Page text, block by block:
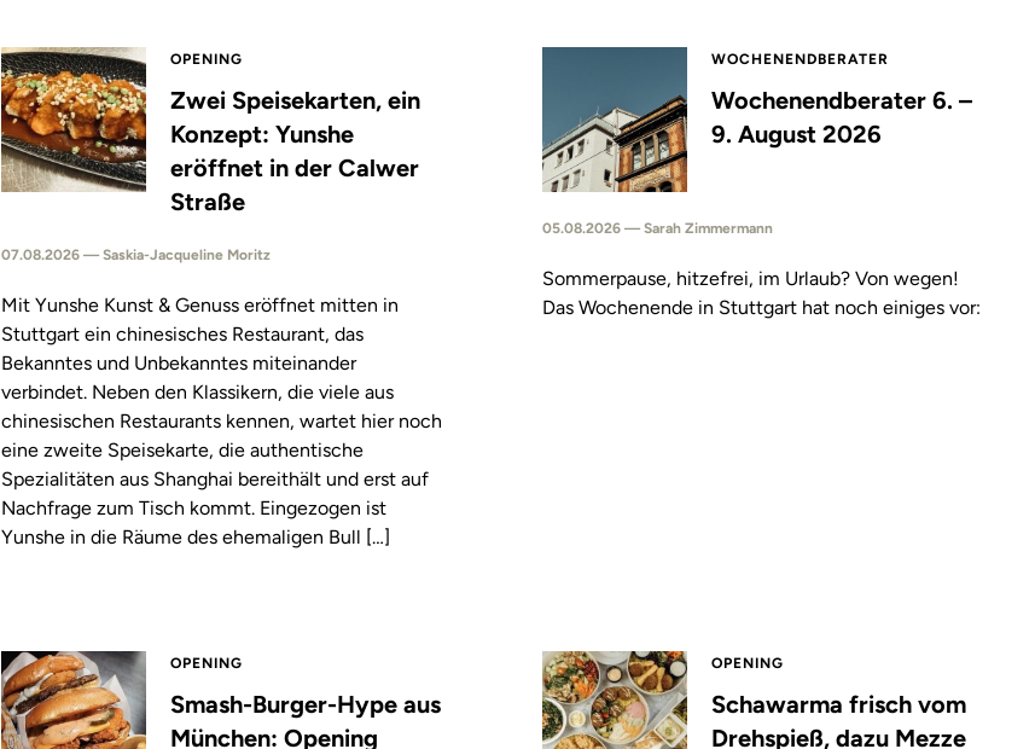
OPENING
Zwei Speisekarten, ein
Konzept: Yunshe
eröffnet in der Calwer
Straße
07.08.2026 — Saskia-Jacqueline Moritz
Mit Yunshe Kunst & Genuss eröffnet mitten in
Stuttgart ein chinesisches Restaurant, das
Bekanntes und Unbekanntes miteinander
verbindet. Neben den Klassikern, die viele aus
chinesischen Restaurants kennen, wartet hier noch
eine zweite Speisekarte, die authentische
Spezialitäten aus Shanghai bereithält und erst auf
Nachfrage zum Tisch kommt. Eingezogen ist
Yunshe in die Räume des ehemaligen Bull […]
WOCHENENDBERATER
Wochenendberater 6. –
9. August 2026
05.08.2026 — Sarah Zimmermann
Sommerpause, hitzefrei, im Urlaub? Von wegen!
Das Wochenende in Stuttgart hat noch einiges vor:
OPENING
Smash-Burger-Hype aus
München: Opening
OPENING
Schawarma frisch vom
Drehspieß, dazu Mezze